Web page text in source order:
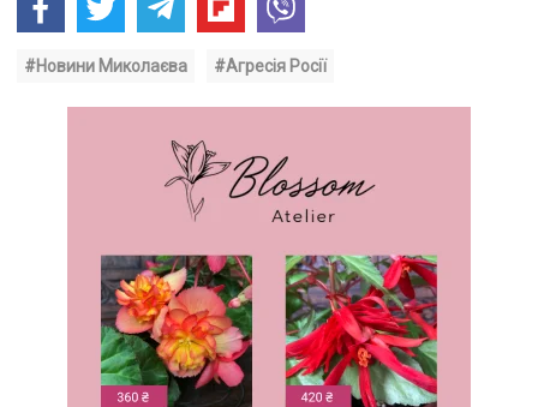
#Новини Миколаєва #Агресія Росії